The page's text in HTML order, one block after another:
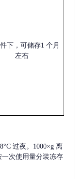
下，可储存1 个月
左右
过夜。1000×g 离
次使用量分装冻存